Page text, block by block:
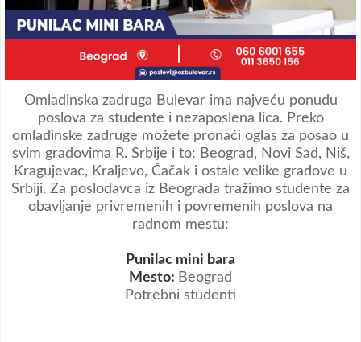
Omladinska zadruga Bulevar ima najveću ponudu
poslova za studente i nezaposlena lica. Preko
omladinske zadruge možete pronaći oglas za posao u
svim gradovima R. Srbije i to: Beograd, Novi Sad, Niš,
Kragujevac, Kraljevo, Čačak i ostale velike gradove u
Srbiji. Za poslodavca iz Beograda tražimo studente za
obavljanje privremenih i povremenih poslova na
radnom mestu:
Punilac mini bara
Mesto: Beograd
Potrebni studenti